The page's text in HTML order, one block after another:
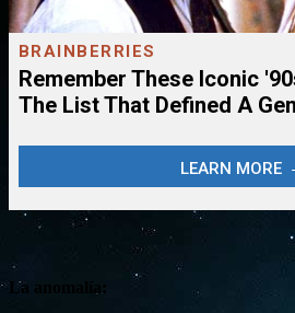
La anomalía: